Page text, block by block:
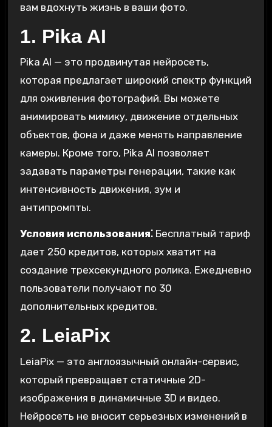
вам вдохнуть жизнь в ваши фото.
1. Pika AI
Pika AI — это продвинутая нейросеть,
которая предлагает широкий спектр функций
для оживления фотографий. Вы можете
анимировать мимику, движение отдельных
объектов, фона и даже менять направление
камеры. Кроме того, Pika AI позволяет
задавать параметры генерации, такие как
интенсивность движения, зум и
антипромпты.
Условия использования⁚Бесплатный тариф
дает 250 кредитов, которых хватит на
создание трехсекундного ролика. Ежедневно
пользователи получают по 30
дополнительных кредитов.
2. LeiaPix
LeiaPix — это англоязычный онлайн-сервис,
который превращает статичные 2D-
изображения в динамичные 3D и видео.
Нейросеть не вносит серьезных изменений в